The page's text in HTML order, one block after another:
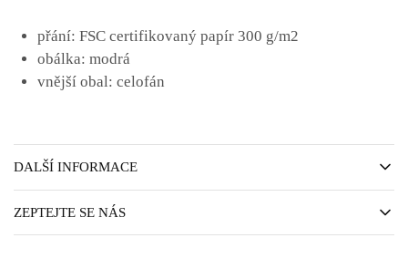
přání: FSC certifikovaný papír 300 g/m2
obálka: modrá
vnější obal: celofán
DALŠÍ INFORMACE
ZEPTEJTE SE NÁS